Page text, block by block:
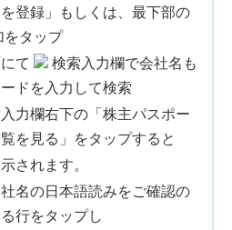
を登録」もしくは、最下部の
タップ
て
検索入力欄で会社名も
ドを入力して検索
力欄右下の「株主パスポー
を見る」をタップすると
されます。
名の日本語読みをご確認の
行をタップし